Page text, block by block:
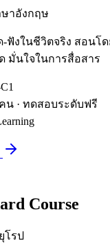
าอังกฤษ
งในชีวิตจริง สอนโ
มั่นใจในการสื่อสาร
น · ทดสอบระดับฟรี
Course
โรป